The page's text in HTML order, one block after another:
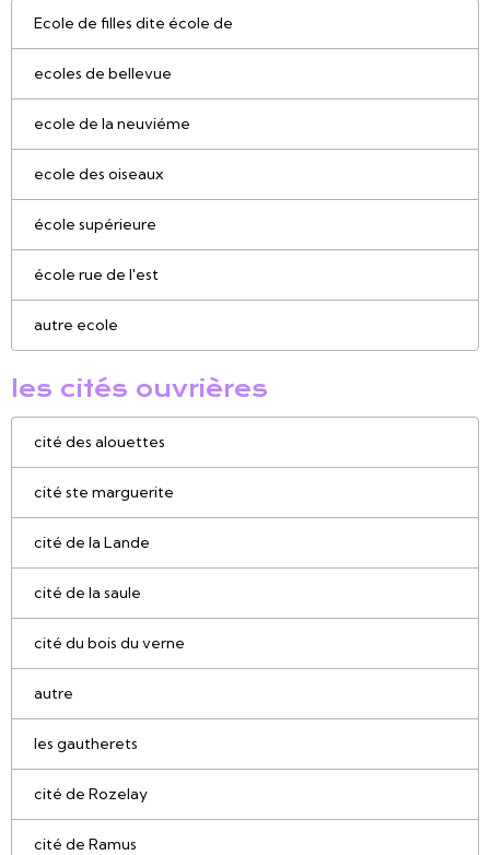
Ecole de filles dite école de
ecoles de bellevue
ecole de la neuviéme
ecole des oiseaux
école supérieure
école rue de l'est
autre ecole
les cités ouvrières
cité des alouettes
cité ste marguerite
cité de la Lande
cité de la saule
cité du bois du verne
autre
les gautherets
cité de Rozelay
cité de Ramus